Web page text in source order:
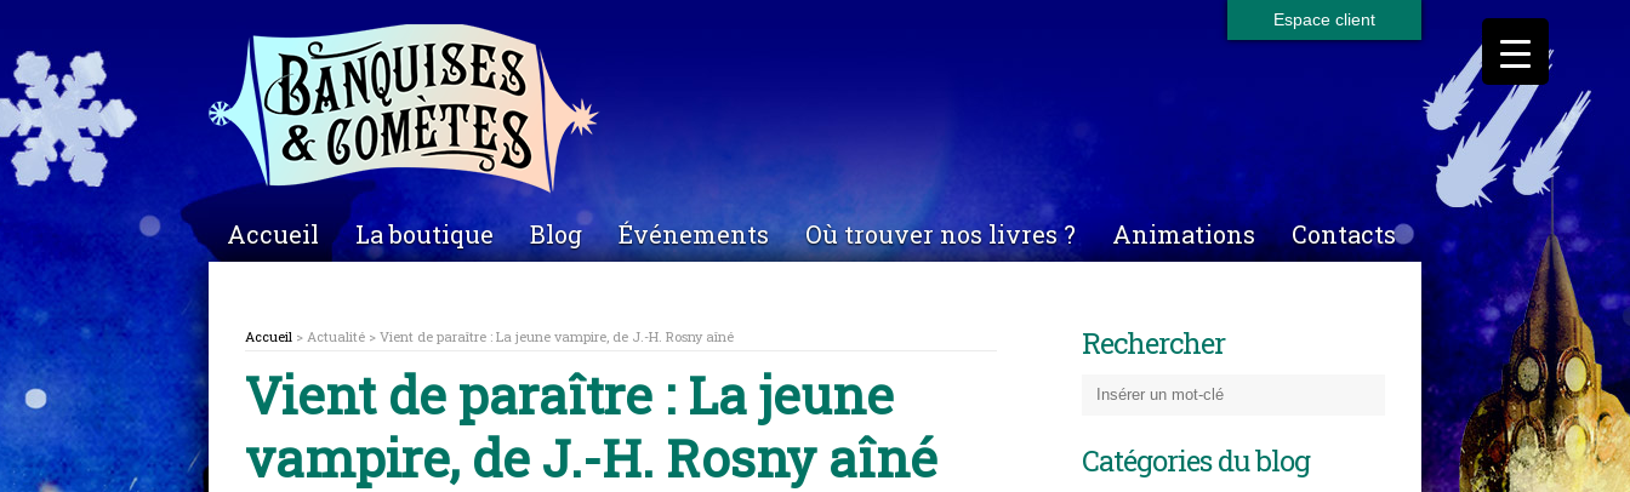
Espace client
Accueil La boutique Blog Événements Où trouver nos livres ? Animations Contacts
Accueil > Actualité > Vient de paraître : La jeune vampire, de J.-H. Rosny aîné
Vient de paraître : La jeune
vampire, de J.-H. Rosny aîné
Rechercher
Catégories du blog